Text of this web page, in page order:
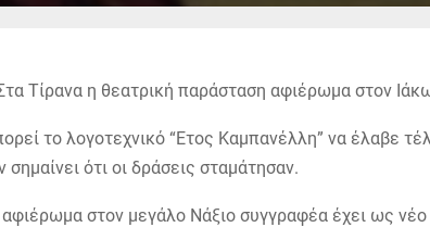
το λογοτεχνικό “Ετος Καμπανέλλη” να έλαβε
σημαίνει ότι οι δράσεις σταμάτησαν.
στον μεγάλο Νάξιο συγγραφέα έχει ως νέο